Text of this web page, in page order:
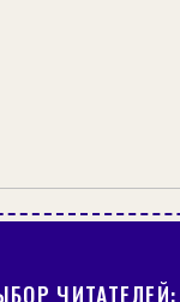
ЧИТАТЕЛЕЙ: